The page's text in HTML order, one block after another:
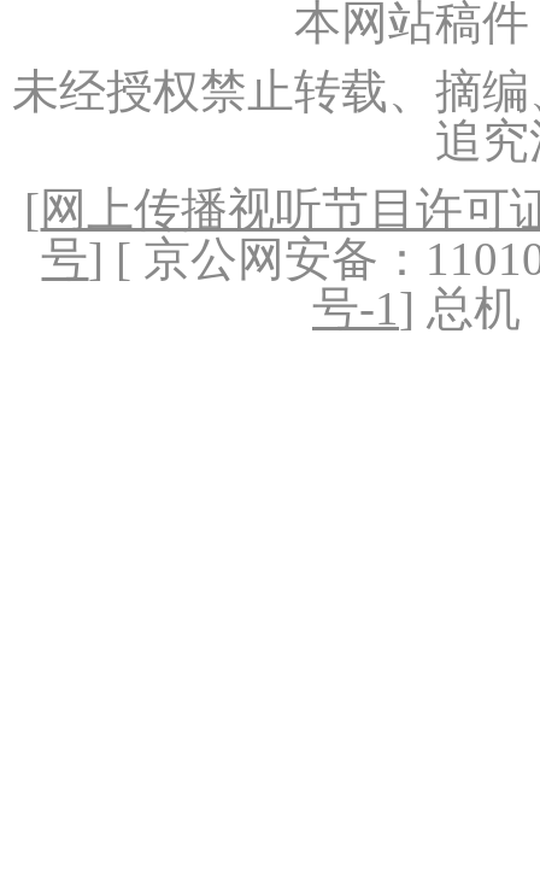
本网站稿
未经授权禁止转载、摘
追
[网上传播视听节目许可
号] [ 京公网安备：
号-1] 总机